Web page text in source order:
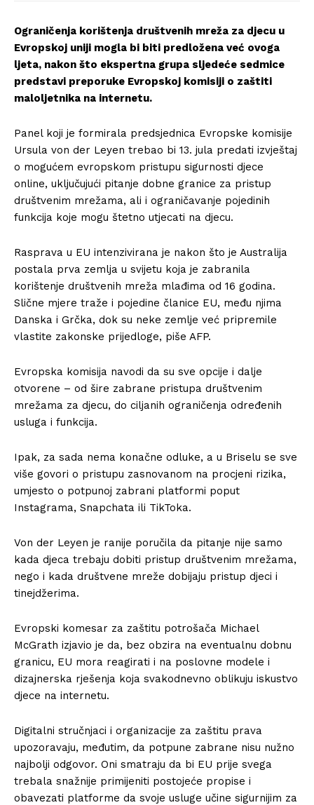
Ograničenja korištenja društvenih mreža za djecu u
Evropskoj uniji mogla bi biti predložena već ovoga
ljeta, nakon što ekspertna grupa sljedeće sedmice
predstavi preporuke Evropskoj komisiji o zaštiti
maloljetnika na internetu.
Panel koji je formirala predsjednica Evropske komisije
Ursula von der Leyen trebao bi 13. jula predati izvještaj
o mogućem evropskom pristupu sigurnosti djece
online, uključujući pitanje dobne granice za pristup
društvenim mrežama, ali i ograničavanje pojedinih
funkcija koje mogu štetno utjecati na djecu.
Rasprava u EU intenzivirana je nakon što je Australija
postala prva zemlja u svijetu koja je zabranila
korištenje društvenih mreža mlađima od 16 godina.
Slične mjere traže i pojedine članice EU, među njima
Danska i Grčka, dok su neke zemlje već pripremile
vlastite zakonske prijedloge, piše AFP.
Evropska komisija navodi da su sve opcije i dalje
otvorene – od šire zabrane pristupa društvenim
mrežama za djecu, do ciljanih ograničenja određenih
usluga i funkcija.
Ipak, za sada nema konačne odluke, a u Briselu se sve
više govori o pristupu zasnovanom na procjeni rizika,
umjesto o potpunoj zabrani platformi poput
Instagrama, Snapchata ili TikToka.
Von der Leyen je ranije poručila da pitanje nije samo
kada djeca trebaju dobiti pristup društvenim mrežama,
nego i kada društvene mreže dobijaju pristup djeci i
tinejdžerima.
Evropski komesar za zaštitu potrošača Michael
McGrath izjavio je da, bez obzira na eventualnu dobnu
granicu, EU mora reagirati i na poslovne modele i
dizajnerska rješenja koja svakodnevno oblikuju iskustvo
djece na internetu.
Digitalni stručnjaci i organizacije za zaštitu prava
upozoravaju, međutim, da potpune zabrane nisu nužno
najbolji odgovor. Oni smatraju da bi EU prije svega
trebala snažnije primijeniti postojeće propise i
obavezati platforme da svoje usluge učine sigurnijim za